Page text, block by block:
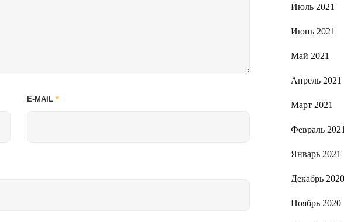
E-MAIL *
Июль 2021
Июнь 2021
Май 2021
Апрель 2021
Март 2021
Февраль 2021
Январь 2021
Декабрь 2020
Ноябрь 2020